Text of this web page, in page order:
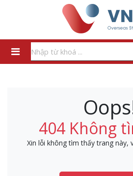
404 Không
Xin lỗi không tìm thấy trang này,